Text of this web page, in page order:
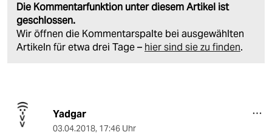
Die Kommentarfunktion unter diesem Artikel ist
geschlossen.
Wir öffnen die Kommentarspalte bei ausgewählten
Artikeln für etwa drei Tage – hier sind sie zu finden.
Yadgar
03.04.2018, 17:46 Uhr